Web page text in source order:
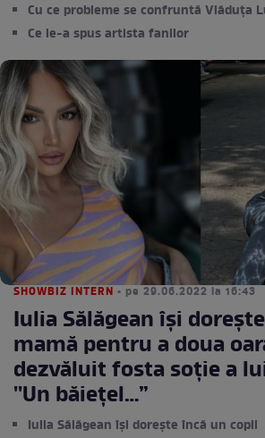
Cu ce probleme se confruntă Vlăduța
Ce le-a spus artista fanilor
SHOWBIZ INTERN • pe 29.06.2022 la 16:43
Iulia Sălăgean își
mamă pentru a doua
dezvăluit fosta soție a
''Un băiețel…”
Iulia Sălăgean își dorește încă un copil